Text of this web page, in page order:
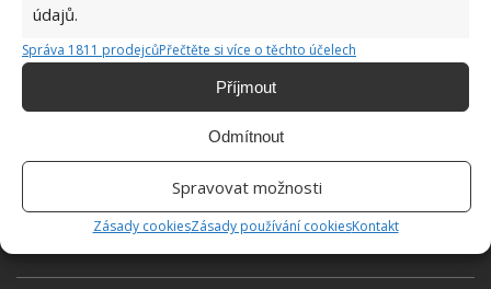
údajů.
Správa 1811 prodejcůPřečtěte si více o těchto účelech
Příjmout
Odmítnout
Spravovat možnosti
Zásady cookiesZásady používání cookiesKontakt
Jiří Kolář
Absolvent České zemědělské
velkým kutilem. V podstatě vše, co je
možné najít v j...[Více o autorovi]